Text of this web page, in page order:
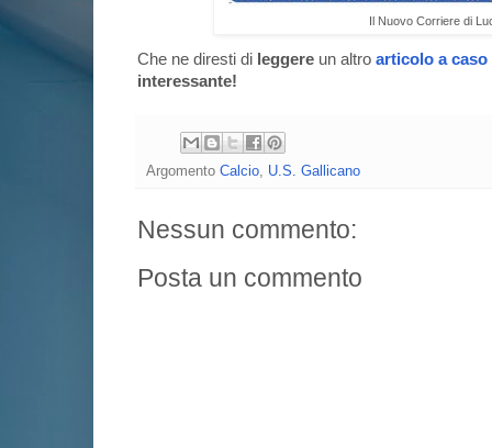
Il Nuovo Corriere di
Che ne diresti di leggere un altro articolo a caso
interessante!
Argomento Calcio U.S. Gallicano
Nessun commento:
Posta un commento